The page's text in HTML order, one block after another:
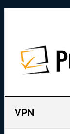
Skip
Skip
PC
VPN